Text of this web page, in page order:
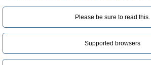
Please be sure to read this.‎
Supported browsers